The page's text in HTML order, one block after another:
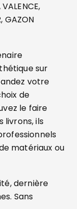
GAZON
sur
votre
de
le faire
livrons, ils
matériaux ou
dernière
Sans